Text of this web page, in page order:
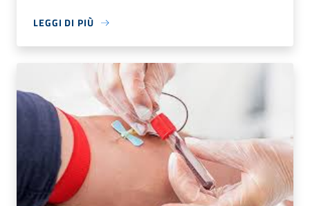
LEGGI DI PIÙ